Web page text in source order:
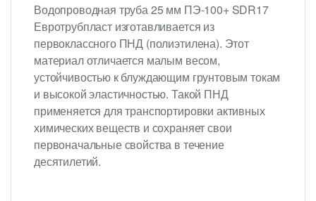
Водопроводная труба 25 мм ПЭ-100+ SDR17
Евротрубпласт изготавливается из
первоклассного ПНД (полиэтилена). Этот
материал отличается малым весом,
устойчивостью к блуждающим грунтовым токам
и высокой эластичностью. Такой ПНД
применяется для транспортировки активных
химических веществ и сохраняет свои
первоначальные свойства в течение
десятилетий.